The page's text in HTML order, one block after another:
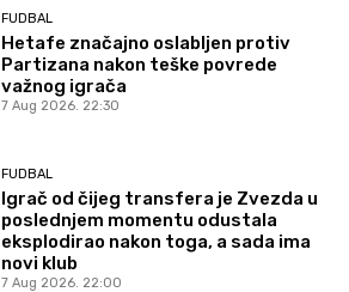
FUDBAL
Hetafe značajno oslabljen protiv
Partizana nakon teške povrede
važnog igrača
7 Aug 2026. 22:30
FUDBAL
Igrač od čijeg transfera je Zvezda u
poslednjem momentu odustala
eksplodirao nakon toga, a sada ima
novi klub
7 Aug 2026. 22:00